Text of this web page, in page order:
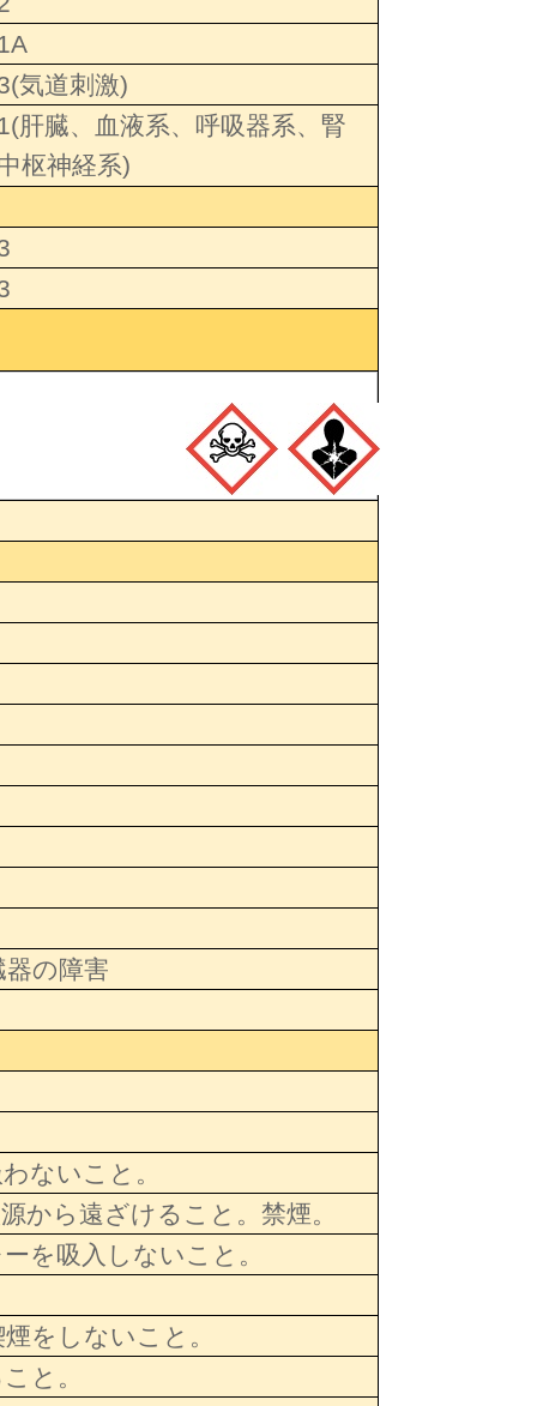
気道刺激)
肝臓、血液系、呼吸器系、腎
枢神経系)
の障害
ないこと。
から遠ざけること。禁煙。
を吸入しないこと。
をしないこと。
と。